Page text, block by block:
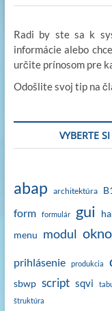
Radi by ste sa k
informácie alebo
určite prínosom pre
Odošlite svoj tip na
VYBERTE
abap architektúra
form formulár gui
menu modul okno
prihlásenie produkcia
sbwp script sqvi
štruktúra